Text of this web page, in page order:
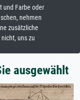
und Farbe oder
nehmen
zusätzliche
uns zu
ausgewählt